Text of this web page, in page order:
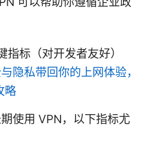
指标（对开发者友好）
隐私带回你的上网体验，
略
使用 VPN，以下指标尤